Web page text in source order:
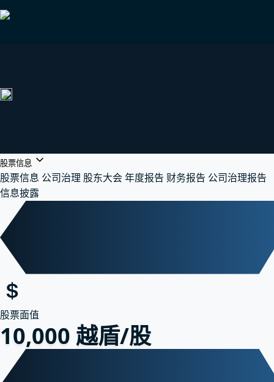
股票信息
股票信息 公司治理 股东大会年度报告 财务报告 公司治理报告
信息披露
股票面值
10,000 越盾/股